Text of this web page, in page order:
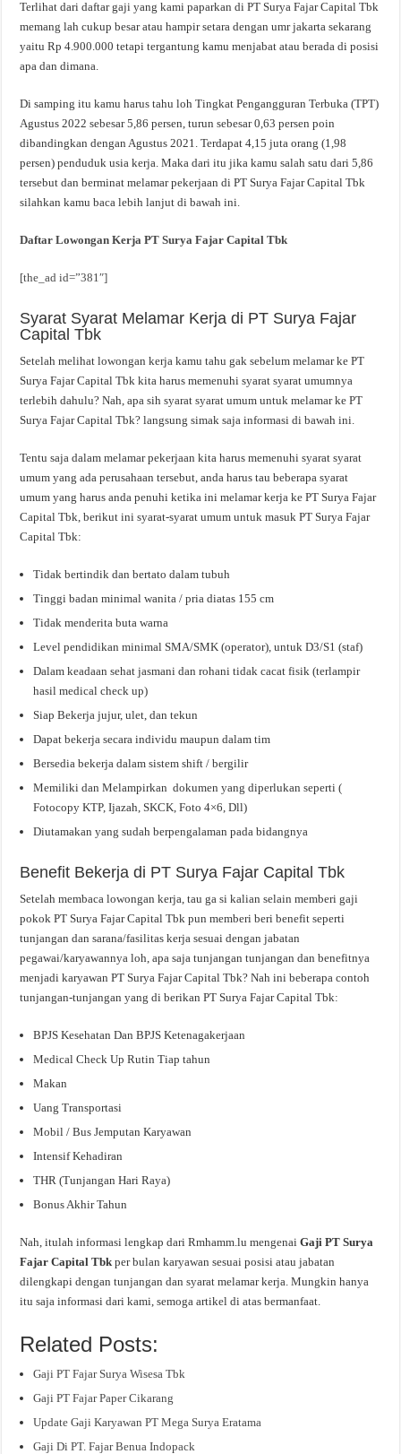
Terlihat dari daftar gaji yang kami paparkan di PT Surya Fajar Capital Tbk
memang lah cukup besar atau hampir setara dengan umr jakarta sekarang
yaitu Rp 4.900.000 tetapi tergantung kamu menjabat atau berada di posisi
apa dan dimana.
Di samping itu kamu harus tahu loh Tingkat Pengangguran Terbuka (TPT)
Agustus 2022 sebesar 5,86 persen, turun sebesar 0,63 persen poin
dibandingkan dengan Agustus 2021. Terdapat 4,15 juta orang (1,98
persen) penduduk usia kerja. Maka dari itu jika kamu salah satu dari 5,86
tersebut dan berminat melamar pekerjaan di PT Surya Fajar Capital Tbk
silahkan kamu baca lebih lanjut di bawah ini.
Daftar Lowongan Kerja PT Surya Fajar Capital Tbk
[the_ad id=”381″]
Syarat Syarat Melamar Kerja di PT Surya Fajar
Capital Tbk
Setelah melihat lowongan kerja kamu tahu gak sebelum melamar ke PT
Surya Fajar Capital Tbk kita harus memenuhi syarat syarat umumnya
terlebih dahulu? Nah, apa sih syarat syarat umum untuk melamar ke PT
Surya Fajar Capital Tbk? langsung simak saja informasi di bawah ini.
Tentu saja dalam melamar pekerjaan kita harus memenuhi syarat syarat
umum yang ada perusahaan tersebut, anda harus tau beberapa syarat
umum yang harus anda penuhi ketika ini melamar kerja ke PT Surya Fajar
Capital Tbk, berikut ini syarat-syarat umum untuk masuk PT Surya Fajar
Capital Tbk:
Tidak bertindik dan bertato dalam tubuh
Tinggi badan minimal wanita / pria diatas 155 cm
Tidak menderita buta warna
Level pendidikan minimal SMA/SMK (operator), untuk D3/S1 (staf)
Dalam keadaan sehat jasmani dan rohani tidak cacat fisik (terlampir
hasil medical check up)
Siap Bekerja jujur, ulet, dan tekun
Dapat bekerja secara individu maupun dalam tim
Bersedia bekerja dalam sistem shift / bergilir
Memiliki dan Melampirkan dokumen yang diperlukan seperti (
Fotocopy KTP, Ijazah, SKCK, Foto 4×6, Dll)
Diutamakan yang sudah berpengalaman pada bidangnya
Benefit Bekerja di PT Surya Fajar Capital Tbk
Setelah membaca lowongan kerja, tau ga si kalian selain memberi gaji
pokok PT Surya Fajar Capital Tbk pun memberi beri benefit seperti
tunjangan dan sarana/fasilitas kerja sesuai dengan jabatan
pegawai/karyawannya loh, apa saja tunjangan tunjangan dan benefitnya
menjadi karyawan PT Surya Fajar Capital Tbk? Nah ini beberapa contoh
tunjangan-tunjangan yang di berikan PT Surya Fajar Capital Tbk:
BPJS Kesehatan Dan BPJS Ketenagakerjaan
Medical Check Up Rutin Tiap tahun
Makan
Uang Transportasi
Mobil / Bus Jemputan Karyawan
Intensif Kehadiran
THR (Tunjangan Hari Raya)
Bonus Akhir Tahun
Nah, itulah informasi lengkap dari Rmhamm.lu mengenaiGaji PT Surya
Fajar Capital Tbkper bulan karyawan sesuai posisi atau jabatan
dilengkapi dengan tunjangan dan syarat melamar kerja. Mungkin hanya
itu saja informasi dari kami, semoga artikel di atas bermanfaat.
Related Posts:
Gaji PT Fajar Surya Wisesa Tbk
Gaji PT Fajar Paper Cikarang
Update Gaji Karyawan PT Mega Surya Eratama
Gaji Di PT. Fajar Benua Indopack